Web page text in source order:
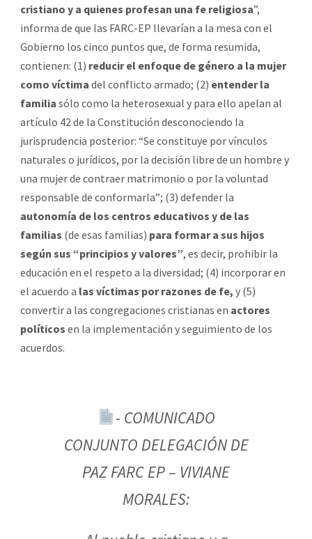
cristiano y a quienes profesan una fe religiosa”,
informa de que las FARC-EP llevarían a la mesa con el
Gobierno los cinco puntos que, de forma resumida,
contienen: (1) reducir el enfoque de género a la mujer
como víctima del conflicto armado; (2) entender la
familia sólo como la heterosexual y para ello apelan al
artículo 42 de la Constitución desconociendo la
jurisprudencia posterior: “Se constituye por vínculos
naturales o jurídicos, por la decisión libre de un hombre y
una mujer de contraer matrimonio o por la voluntad
responsable de conformarla”; (3) defender la
autonomía de los centros educativos y de las
familias (de esas familias) para formar a sus hijos
según sus “principios y valores”, es decir, prohibir la
educación en el respeto a la diversidad; (4) incorporar en
el acuerdo a las víctimas por razones de fe, y (5)
convertir a las congregaciones cristianas en actores
políticos en la implementación y seguimiento de los
acuerdos.
- COMUNICADO
CONJUNTO DELEGACIÓN DE
PAZ FARC EP – VIVIANE
MORALES: